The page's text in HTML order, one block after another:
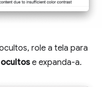
role a tela para
e expanda-a.